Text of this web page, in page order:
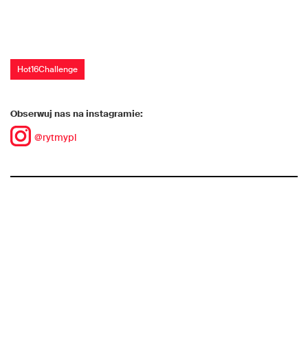
Hot16Challenge
Obserwuj nas na instagramie:
@rytmypl